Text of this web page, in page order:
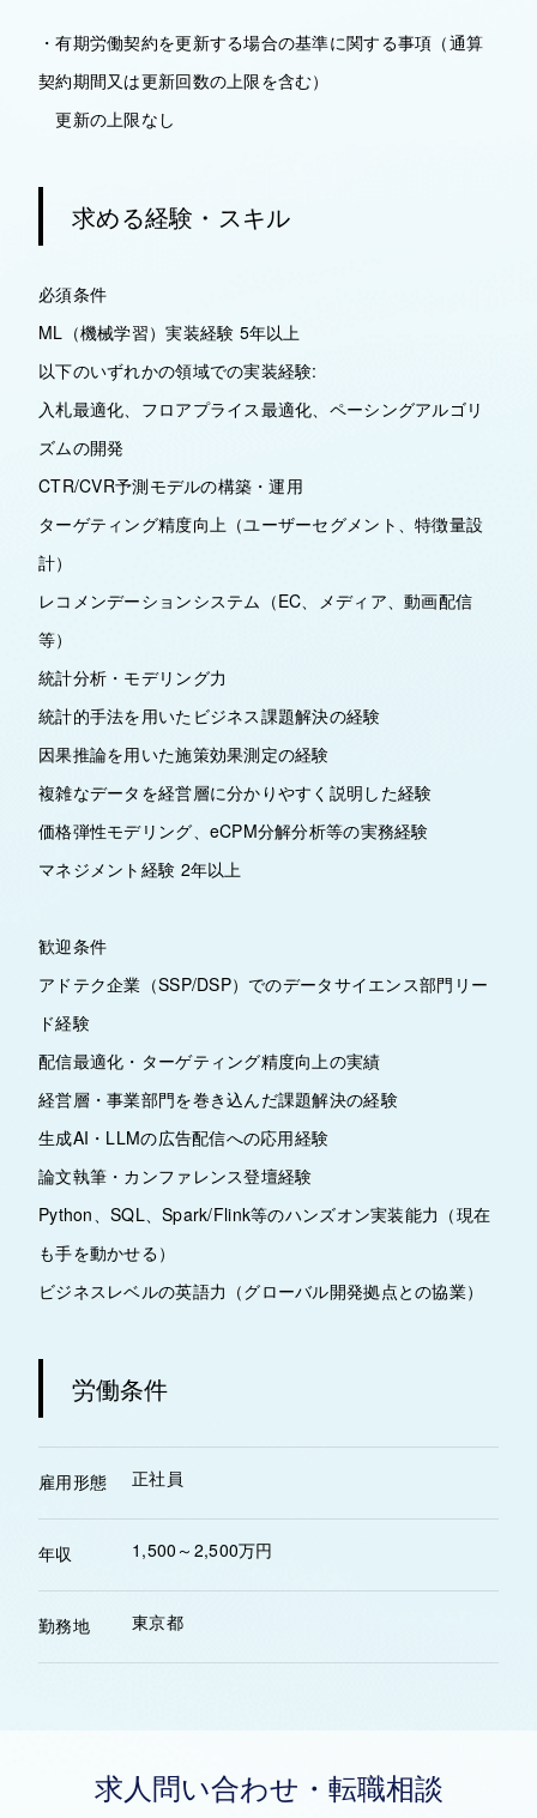
・有期労働契約を更新する場合の基準に関する事項（通算
契約期間又は更新回数の上限を含む）
更新の上限なし
求める経験・スキル
必須条件
ML（機械学習）実装経験 5年以上
以下のいずれかの領域での実装経験:
入札最適化、フロアプライス最適化、ペーシングアルゴリ
ズムの開発
CTR/CVR予測モデルの構築・運用
ターゲティング精度向上（ユーザーセグメント、特徴量設
計）
レコメンデーションシステム（EC、メディア、動画配信
等）
統計分析・モデリング力
統計的手法を用いたビジネス課題解決の経験
因果推論を用いた施策効果測定の経験
複雑なデータを経営層に分かりやすく説明した経験
価格弾性モデリング、eCPM分解分析等の実務経験
マネジメント経験 2年以上
歓迎条件
アドテク企業（SSP/DSP）でのデータサイエンス部門リー
ド経験
配信最適化・ターゲティング精度向上の実績
経営層・事業部門を巻き込んだ課題解決の経験
生成AI・LLMの広告配信への応用経験
論文執筆・カンファレンス登壇経験
Python、SQL、Spark/Flink等のハンズオン実装能力（現在
も手を動かせる）
ビジネスレベルの英語力（グローバル開発拠点との協業）
労働条件
雇用形態 正社員
年収 1,500～2,500万円
勤務地 東京都
求人問い合わせ・転職相談